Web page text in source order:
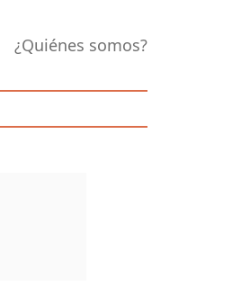
¿Quiénes somos?